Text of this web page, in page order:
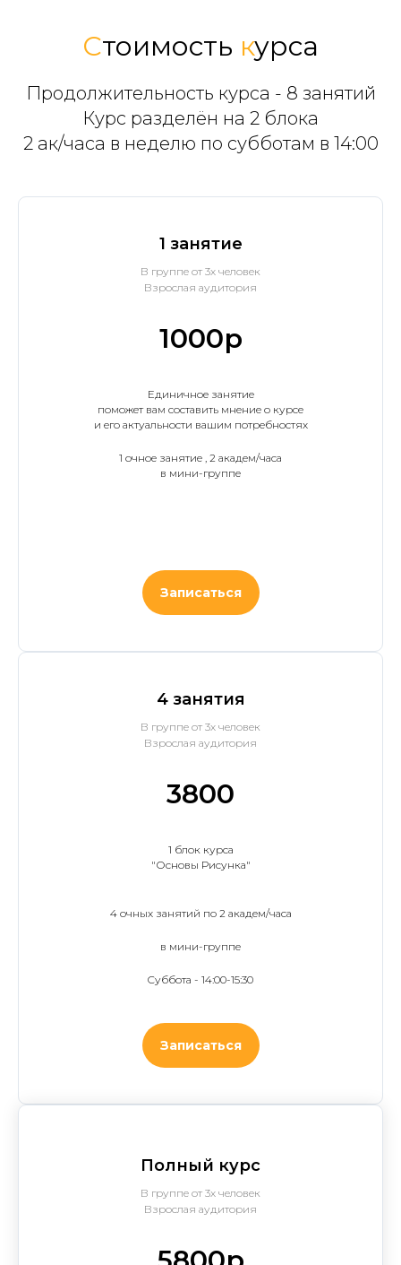
Стоимость курса
Продолжительность курса - 8 занятий
Курс разделён на 2 блока
2 ак/часа в неделю по субботам в 14:00
1 занятие
В группе от 3х человек
Взрослая аудитория
1000р
Единичное занятие
поможет вам составить мнение о курсе
и его актуальности вашим потребностях
1 очное занятие , 2 академ/часа
в мини-группе
Записаться
4 занятия
В группе от 3х человек
Взрослая аудитория
3800
1 блок курса
"Основы Рисунка"
4 очных занятий по 2 академ/часа
в мини-группе
Cуббота - 14:00-15:30
Записаться
Полный курс
В группе от 3х человек
Взрослая аудитория